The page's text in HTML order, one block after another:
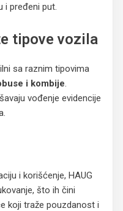
i pređeni put.
tipove vozila
sa raznim tipovima
i kombije.
vođenje evidencije
i korišćenje, HAUG
što ih čini
koji traže pouzdanost i